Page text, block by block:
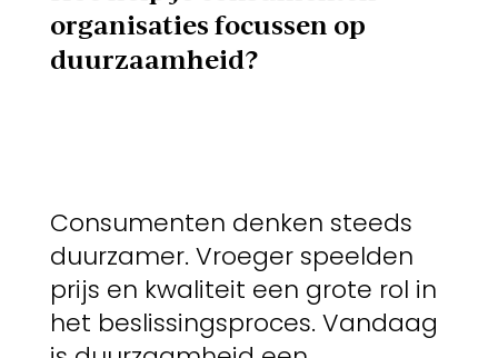
organisaties focussen op
duurzaamheid?
Consumenten denken steeds
duurzamer. Vroeger speelden
prijs en kwaliteit een grote rol in
het beslissingsproces. Vandaag